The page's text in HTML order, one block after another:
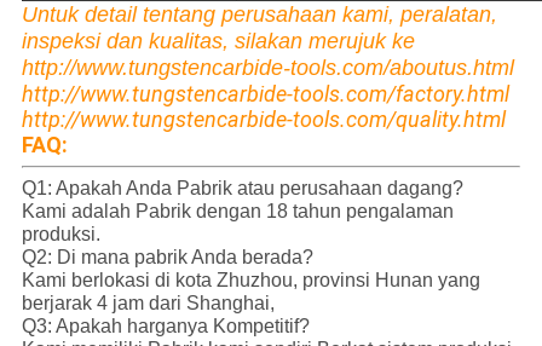
Untuk detail tentang perusahaan kami, peralatan,
inspeksi dan kualitas, silakan merujuk ke
http://www.tungstencarbide-tools.com/aboutus.html
http://www.tungstencarbide-tools.com/factory.html
http://www.tungstencarbide-tools.com/quality.html
FAQ:
Q1: Apakah Anda Pabrik atau perusahaan dagang?
Kami adalah Pabrik dengan 18 tahun pengalaman
produksi.
Q2: Di mana pabrik Anda berada?
Kami berlokasi di kota Zhuzhou, provinsi Hunan yang
berjarak 4 jam dari Shanghai,
Q3: Apakah harganya Kompetitif?